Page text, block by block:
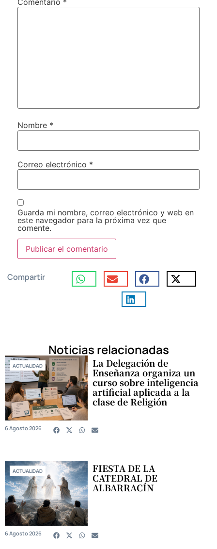
Comentario *
Nombre *
Correo electrónico *
Guarda mi nombre, correo electrónico y web en
este navegador para la próxima vez que
comente.
Compartir
Noticias relacionadas
ACTUALIDAD La Delegación de
Enseñanza organiza un
curso sobre inteligencia
artificial aplicada a la
clase de Religión
6 Agosto 2026
ACTUALIDAD FIESTA DE LA
CATEDRAL DE
ALBARRACÍN
6 Agosto 2026